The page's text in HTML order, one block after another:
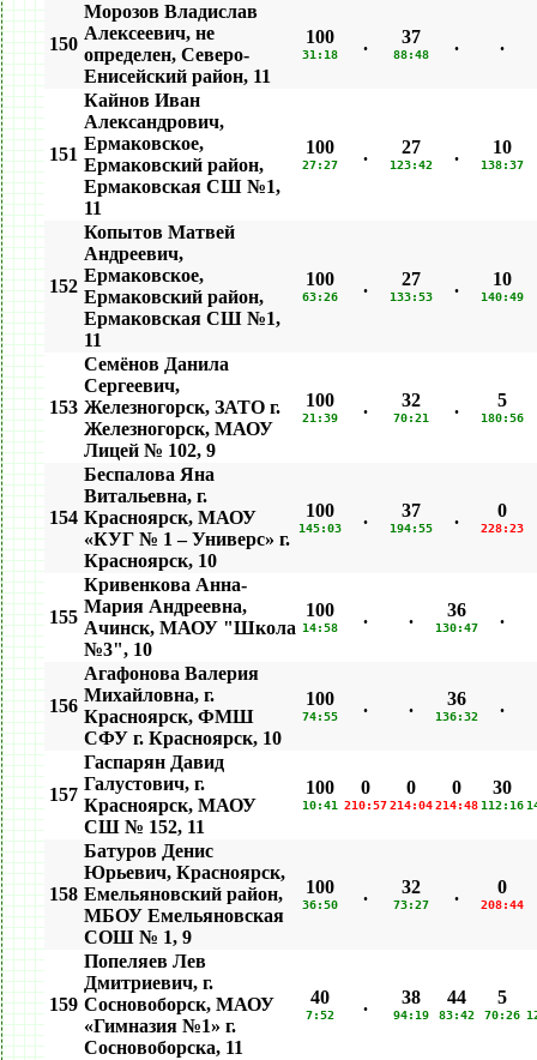
150
Морозов Владислав
Алексеевич, не
определен, Северо-
Енисейский район, 11
100
31:18
. 37
88:48
. .
151
Кайнов Иван
Александрович,
Ермаковское,
Ермаковский район,
Ермаковская СШ №1,
11
100
27:27
. 27
123:42
. 10
138:37
152
Копытов Матвей
Андреевич,
Ермаковское,
Ермаковский район,
Ермаковская СШ №1,
11
100
63:26
. 27
133:53
. 10
140:49
153
Семёнов Данила
Сергеевич,
Железногорск, ЗАТО г.
Железногорск, МАОУ
Лицей № 102, 9
100
21:39
. 32
70:21
. 5
180:56
154
Беспалова Яна
Витальевна, г.
Красноярск, МАОУ
«КУГ № 1 – Универс» г.
Красноярск, 10
100
145:03
. 37
194:55
. 0
228:23
155
Кривенкова Анна-
Мария Андреевна,
Ачинск, МАОУ "Школа
№3", 10
100
14:58
. . 36
130:47
.
156
Агафонова Валерия
Михайловна, г.
Красноярск, ФМШ
СФУ г. Красноярск, 10
100
74:55
. . 36
136:32
.
157
Гаспарян Давид
Галустович, г.
Красноярск, МАОУ
СШ № 152, 11
100
10:41
0
210:57
0
214:04
0
214:48
30
112:16
158
Батуров Денис
Юрьевич, Красноярск,
Емельяновский район,
МБОУ Емельяновская
СОШ № 1, 9
100
36:50
. 32
73:27
. 0
208:44
159
Попеляев Лев
Дмитриевич, г.
Сосновоборск, МАОУ
«Гимназия №1» г.
Сосновоборска, 11
40
7:52
. 38
94:19
44
83:42
5
70:26